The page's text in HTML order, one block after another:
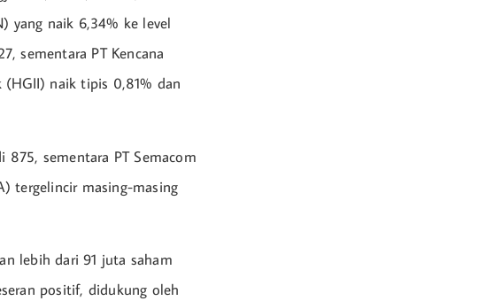
yang naik 6,34% ke level
sementara PT Kencana
(HGII) naik tipis 0,81% dan
sementara PT Semacom
tergelincir masing-masing
lebih dari 91 juta saham
positif, didukung oleh